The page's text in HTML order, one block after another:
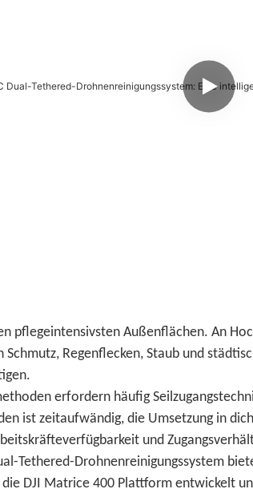
pflegeintensivsten Außenflächen. An
Regenflecken, Staub und
erfordern häufig
ist zeitaufwändig, die Umsetzung in
und
Tethered-Drohnenreinigungssystem
DJI Matrice 400 Plattform entwickelt